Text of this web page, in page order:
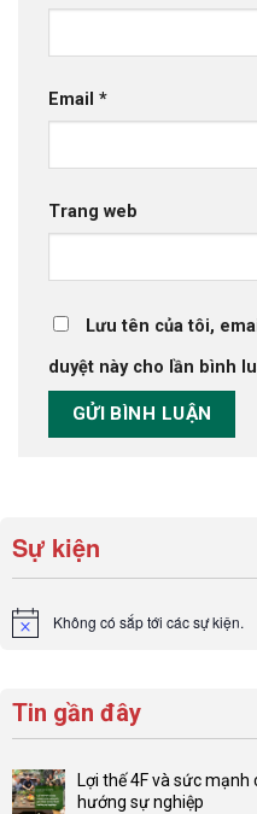
Email *
Trang web
Lưu tên của tôi,
duyệt này cho lần bình
Sự kiện
Notice Không có sắp tới các sự kiện.
Tin gần đây
Lợi thế 4F và sức
hướng sự nghiệp